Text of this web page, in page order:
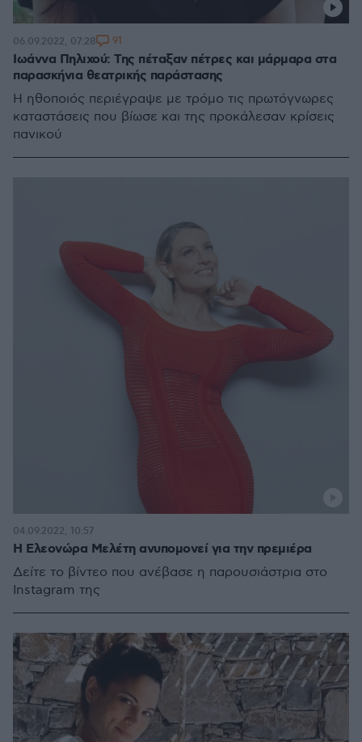
Ιωάννα Πηλιχού: Της πέταξαν πέτρες και μάρμαρα στα
παρασκήνια θεατρικής παράστασης
Η ηθοποιός περιέγραψε με τρόμο τις πρωτόγνωρες
καταστάσεις που βίωσε και της προκάλεσαν κρίσεις
πανικού
06.09.2022, 07:28 91
Η Ελεονώρα Μελέτη ανυπομονεί για την πρεμιέρα
Δείτε το βίντεο που ανέβασε η παρουσιάστρια στο
Instagram της
04.09.2022, 10:57